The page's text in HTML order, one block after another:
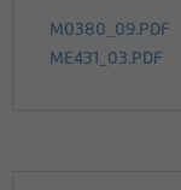
M0380_09.PDF
ME431_03.PDF